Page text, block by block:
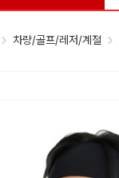
차량/골프/레저/계절